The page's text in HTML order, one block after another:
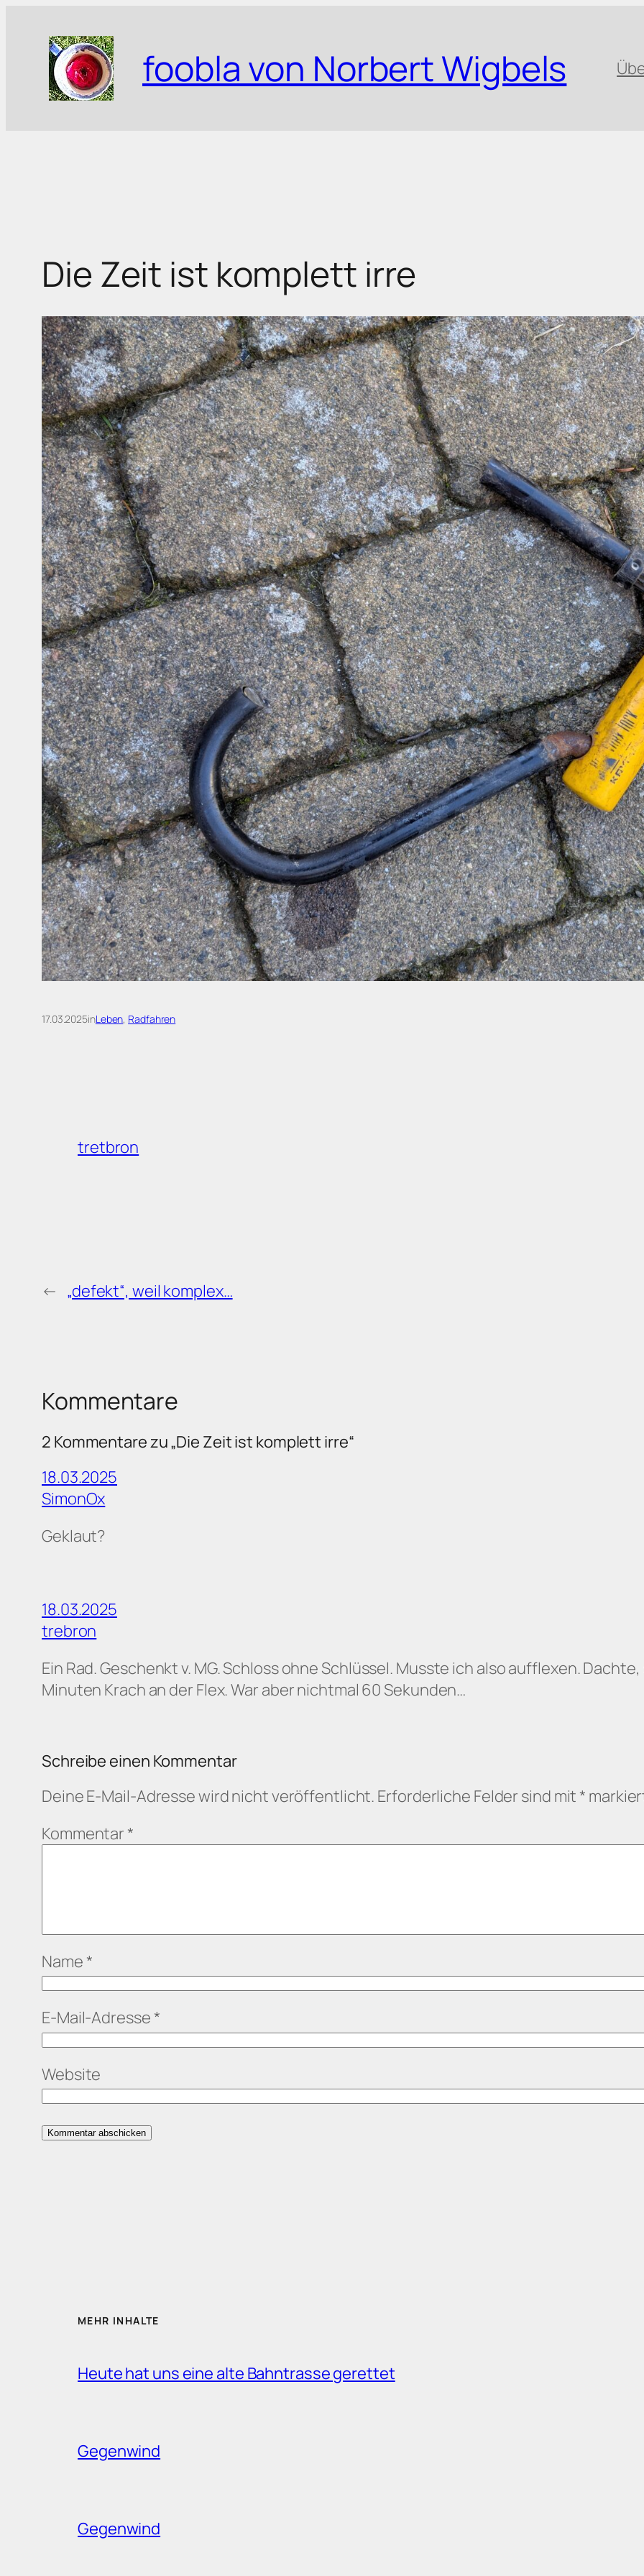
springen
foobla von Norbert Wigbels
Die Zeit ist komplett irre
17.03.2025inLeben, Radfahren
tretbron
← „defekt“, weil komplex…
Kommentare
2 Kommentare zu „Die Zeit ist komplett irre“
18.03.2025
SimonOx
Geklaut?
18.03.2025
trebron
Ein Rad. Geschenkt v. MG. Schloss ohne Schlüssel. Musste ich also aufflexen.
Minuten Krach an der Flex. War aber nichtmal 60 Sekunden…
Schreibe einen Kommentar
Deine E-Mail-Adresse wird nicht veröffentlicht. Erforderliche Felder sind mit *
Kommentar *
Name *
E-Mail-Adresse *
Website
MEHR INHALTE
Heute hat uns eine alte Bahntrasse gerettet
Gegenwind
Gegenwind